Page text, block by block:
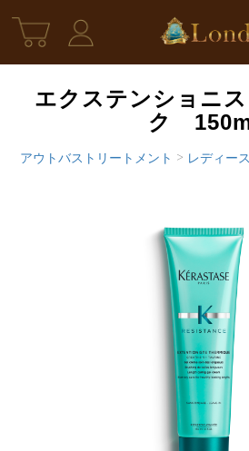
エクステンショニ
ク
アウトバストリートメント > レディース